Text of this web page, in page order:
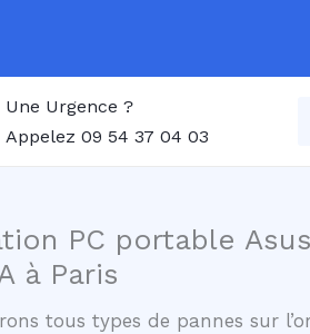
Une Urgence ?
Appelez 09 54 37 04 03
PC portable
à Paris
tous types de pannes sur